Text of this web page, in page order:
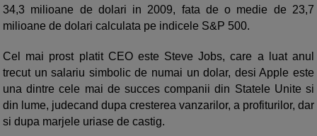
34,3 milioane de dolari in 2009, fata de o medie de 23,7
milioane de dolari calculata pe indicele S&P 500.
Cel mai prost platit CEO este Steve Jobs, care a luat anul
trecut un salariu simbolic de numai un dolar, desi Apple este
una dintre cele mai de succes companii din Statele Unite si
din lume, judecand dupa cresterea vanzarilor, a profiturilor, dar
si dupa marjele uriase de castig.